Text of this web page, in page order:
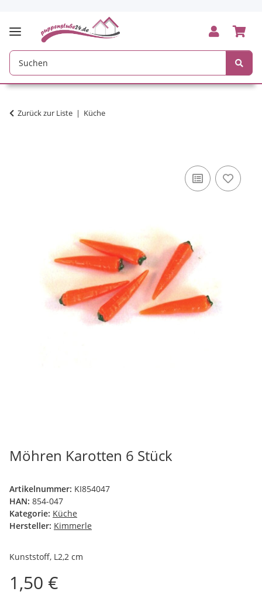
Zurück zur Liste Küche
Möhren Karotten 6 Stück
Artikelnummer: KI854047
HAN: 854-047
Kategorie: Küche
Hersteller: Kimmerle
Kunststoff, L2,2 cm
1,50 €